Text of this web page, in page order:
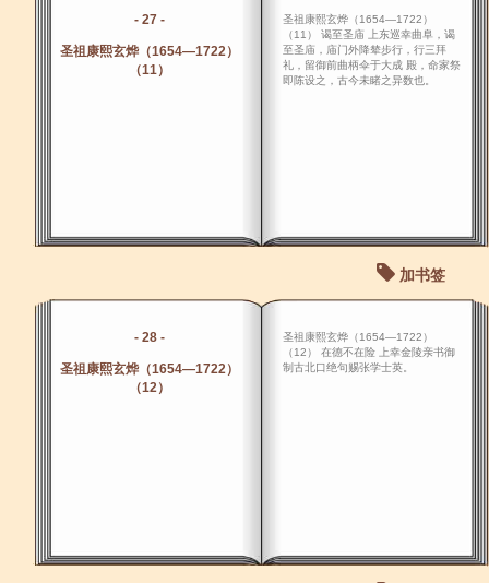
- 27 -
圣祖康熙玄烨（1654―1722）
（11）
圣祖康熙玄烨（1654―1722）
（11） 谒至圣庙 上东巡幸曲阜，谒
至圣庙，庙门外降辇步行，行三拜
礼，留御前曲柄伞于大成 殿，命家祭
即陈设之，古今未睹之异数也。
加书签
- 28 -
圣祖康熙玄烨（1654―1722）
（12）
圣祖康熙玄烨（1654―1722）
（12） 在德不在险 上幸金陵亲书御
制古北口绝句赐张学士英。